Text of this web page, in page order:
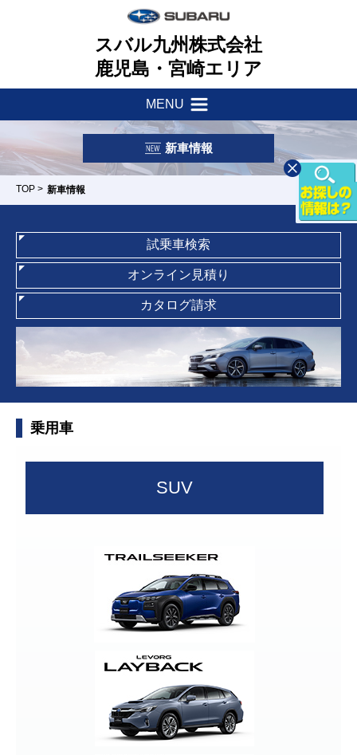
スバル九州株式会社
鹿児島・宮崎エリア
MENU
新着情報
サポート・他
車検・点検はマイスバルへ
リース&クレジット
パーツ・アクセサリー
スバル自動車保険
所有権解除について
下荒田店 川内店 鹿屋店 隼人店
東開店/カー
新車情報
U-Car情報
試乗車情報
アフターサービス
会社案内
お問い合わせ
新車情報
TOP > 新車情報
試乗車検索
オンライン見積り
カタログ請求
乗用車
SUV